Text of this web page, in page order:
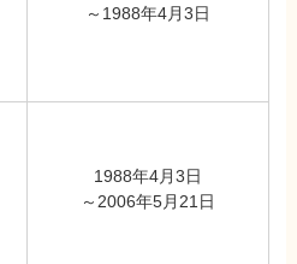
～1988年4月3日
1988年4月3日
～2006年5月21日